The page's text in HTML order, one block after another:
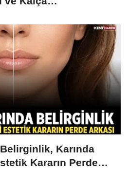
Karında
Kararın Perde